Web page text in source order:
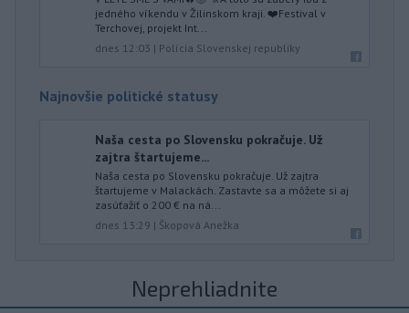
jedného víkendu v Žilinskom kraji. ❤️Festival v
Terchovej, projekt Int...
dnes 12:03 | Polícia Slovenskej republiky
Najnovšie politické statusy
Naša cesta po Slovensku pokračuje. Už
zajtra štartujeme...
Naša cesta po Slovensku pokračuje. Už zajtra
štartujeme v Malackách. Zastavte sa a môžete si aj
zasúťažiť o 200 € na ná...
dnes 13:29 | Škopová Anežka
Neprehliadnite